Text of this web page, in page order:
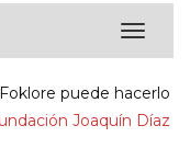
Toggle
puede hacerlo
Joaquín Díaz